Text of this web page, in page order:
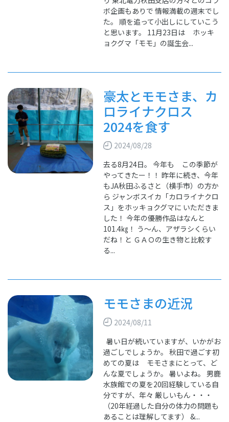
ボ企画もありで 情報満載の週末でし
た。 順を追って小出しにしていこう
と思います。 11月23日は ホッキ
ョクグマ「モモ」の誕生会...
豪太とモモさま、カ
ロライナクロス
2024を食す
2024/08/28
去る8月24日。 今年も この季節が
やってきたー！！ 昨年に続き、今年
もJA秋田ふるさと（横手市）の方か
ら ジャンボスイカ「カロライナクロ
ス」をホッキョクグマに いただきま
した！ 今年の優勝作品はなんと
101.4㎏！ う～ん、アザラシくらい
だね！と ＧＡＯの生き物と比較す
る...
モモさまの近況
2024/08/11
暑い日が続いていますが、いかがお
過ごしでしょうか。 秋田で過ごす初
めての夏は モモさまにとって、ど
んな夏でしょうか。 暑いよね。 男鹿
水族館での夏を20回経験している自
分ですが、年々 厳しいもん・・・
（20年経過した自分の体力の問題も
あることは理解してます） &...